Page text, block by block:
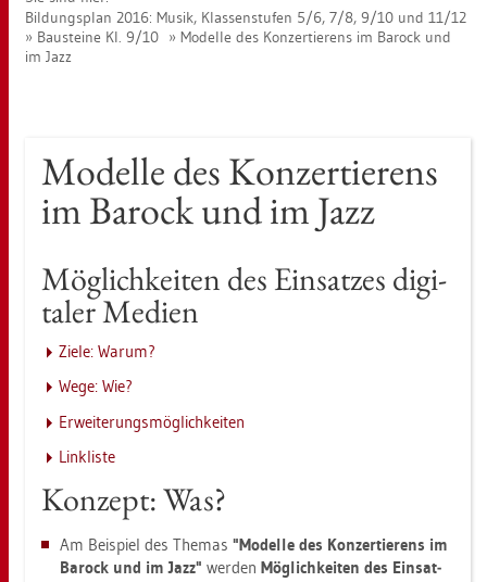
Bil­dungs­plan 2016: Musik, Klas­sen­stu­fen 5/6, 7/8, 9/10 und 11/12
Bau­stei­ne Kl. 9/10
Mo­del­le des Kon­zer­tie­rens im Ba­rock und
im Jazz
Mo­del­le des Kon­zer­tie­rens
im Ba­rock und im Jazz
Mög­lich­kei­ten des Ein­sat­zes di­gi­
ta­ler Me­di­en
Ziele: Warum?
Wege: Wie?
Er­wei­te­rungs­mög­lich­kei­ten
Link­lis­te
Kon­zept: Was?
Am Bei­spiel des The­mas "Mo­del­le des Kon­zer­tie­rens im
Ba­rock und im Jazz" wer­den Mög­lich­kei­ten des Ein­sat­